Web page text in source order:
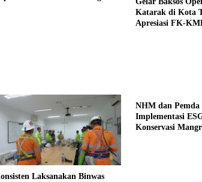
Katarak di Kota
Apresiasi FK-
Laksanakan Binwas
NHM dan
Implementasi
Konservasi